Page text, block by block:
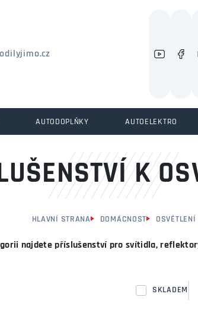
AUTODOPLŇKY AUTOELEKTRO
K
HLAVNÍ STRANA DOMÁCNOST OSVĚTLENÍ
najdete příslušenství pro svítidla,
SKLADEM
Můžeme vám pomoci něco